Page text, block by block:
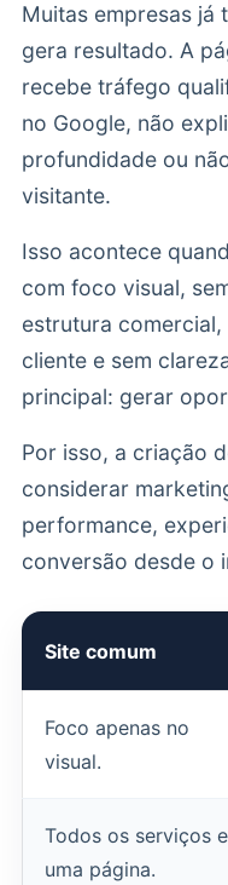
Muitas empresas já
gera resultado. A
recebe tráfego
no Google, não
profundidade ou
visitante.
Isso acontece
com foco visual,
estrutura
cliente e sem
principal: gerar
Por isso, a criação
considerar
performance,
conversão desde o
Site comum
Foco apenas no
visual.
Todos os serviços
uma página.